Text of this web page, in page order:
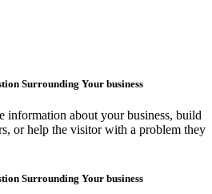
Surrounding Your business
information about your business, build
or help the visitor with a problem they
Surrounding Your business